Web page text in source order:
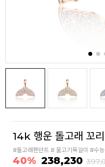
14k 행운 돌고래 꼬
#돌고래팬던트 # 물고기목걸이 #수
40% 238,230